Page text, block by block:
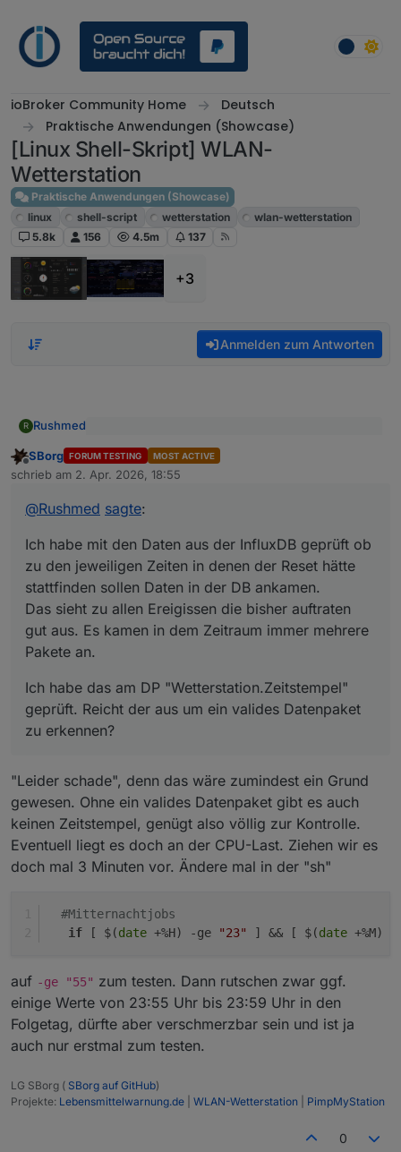
ioBroker Community Home
Deutsch
Praktische Anwendungen (Showcase)
[Linux Shell-Skript] WLAN-
Wetterstation
Praktische Anwendungen (Showcase)
linux
shell-script wetterstation
wlan-wetterstation
5.8k
156 4.5m 137
+3
Anmelden zum Antworten
R Rushmed
Du könntest mal das Logging aktivieren (in der
restarten). Das gibt zwar paar MB am Tag, aber
damit kannst du mal die Kommunikation gegen
Mitternacht prüfen. Fällt die bei einem
ausgefallenem Reset aus, hast du zumindest
schon mal den Grund warum es nicht geht.
Den Reset könnte man auch mittels Cron-Job
bspw. um 23:59 Uhr erzwingen. Im
Installations-Verzeichnis stehend geht dies
sollte man aber nicht "just-for-fun" einfach mal
so machen, denn wie der Name sagt, er stellt
damit alles auf "0" zurück.
@sborgDanke für die Antwort.
Ich habe mit den Daten aus der InfluxDB geprüft ob
stattfinden sollen Daten in der DB ankamen.
Das sieht zu allen Ereigissen die bisher auftraten gut
aus. Es kamen in dem Zeitraum immer mehrere
Pakete an.
Ich habe das am DP "Wetterstation.Zeitstempel"
geprüft. Reicht der aus um ein valides Datenpaket zu
erkennen?
Offline
SBorg FORUM TESTING MOST ACTIVE
schrieb am 2. Apr. 2026, 18:55
zuletzt editiert von
@Rushmed sagte:
Ich habe mit den Daten aus der InfluxDB geprüft ob
zu den jeweiligen Zeiten in denen der Reset hätte
stattfinden sollen Daten in der DB ankamen.
Das sieht zu allen Ereigissen die bisher auftraten
gut aus. Es kamen in dem Zeitraum immer mehrere
Pakete an.
Ich habe das am DP "Wetterstation.Zeitstempel"
geprüft. Reicht der aus um ein valides Datenpaket
zu erkennen?
"Leider schade", denn das wäre zumindest ein Grund
gewesen. Ohne ein valides Datenpaket gibt es auch
keinen Zeitstempel, genügt also völlig zur Kontrolle.
Eventuell liegt es doch an der CPU-Last. Ziehen wir es
doch mal 3 Minuten vor. Ändere mal in der "sh"
#Mitternachtjobs
if [ $(date +%H) -ge "23" ] && [ $(date +%M)
auf -ge "55" zum testen. Dann rutschen zwar ggf.
einige Werte von 23:55 Uhr bis 23:59 Uhr in den
Folgetag, dürfte aber verschmerzbar sein und ist ja
auch nur erstmal zum testen.
LG SBorg ( SBorg auf GitHub)
Projekte: Lebensmittelwarnung.de WLAN-Wetterstation PimpMyStation
0